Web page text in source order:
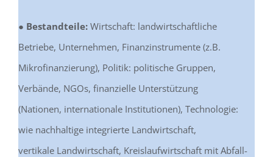
● Bestandteile:Wirtschaft: landwirtschaftliche
Betriebe, Unternehmen, Finanzinstrumente (z.B.
Mikrofinanzierung), Politik: politische Gruppen,
Verbände, NGOs, finanzielle Unterstützung
(Nationen, internationale Institutionen), Technologie:
wie nachhaltige integrierte Landwirtschaft,
vertikale Landwirtschaft, Kreislaufwirtschaft mit Abfall-